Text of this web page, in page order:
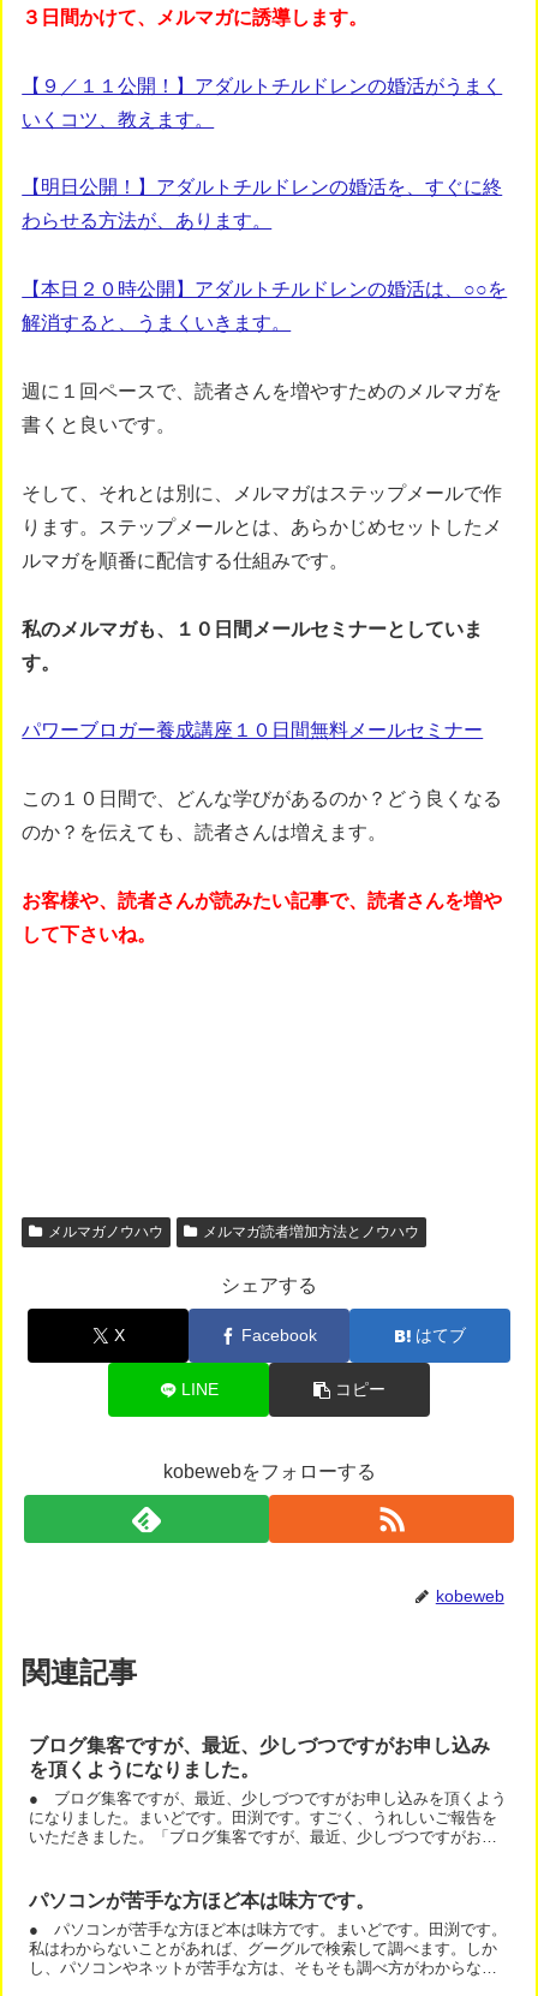
３日間かけて、メルマガに誘導します。
【９／１１公開！】アダルトチルドレンの婚活がうまく
いくコツ、教えます。
【明日公開！】アダルトチルドレンの婚活を、すぐに終
わらせる方法が、あります。
【本日２０時公開】アダルトチルドレンの婚活は、○○を
解消すると、うまくいきます。
週に１回ペースで、読者さんを増やすためのメルマガを
書くと良いです。
そして、それとは別に、メルマガはステップメールで作
ります。ステップメールとは、あらかじめセットしたメ
ルマガを順番に配信する仕組みです。
私のメルマガも、１０日間メールセミナーとしていま
す。
パワーブロガー養成講座１０日間無料メールセミナー
この１０日間で、どんな学びがあるのか？どう良くなる
のか？を伝えても、読者さんは増えます。
お客様や、読者さんが読みたい記事で、読者さんを増や
して下さいね。
メルマガノウハウ メルマガ読者増加方法とノウハウ
シェアする
X Facebook はてブ
LINE コピー
kobewebをフォローする
kobeweb
関連記事
ブログ集客ですが、最近、少しづつですがお申し込み
を頂くようになりました。
● ブログ集客ですが、最近、少しづつですがお申し込みを頂くよう
になりました。まいどです。田渕です。すごく、うれしいご報告を
いただきました。「ブログ集客ですが、最近、少しづつですがお申
パソコンが苦手な方ほど本は味方です。
● パソコンが苦手な方ほど本は味方です。まいどです。田渕です。
私はわからないことがあれば、グーグルで検索して調べます。しか
し、パソコンやネットが苦手な方は、そもそも調べ方がわからな